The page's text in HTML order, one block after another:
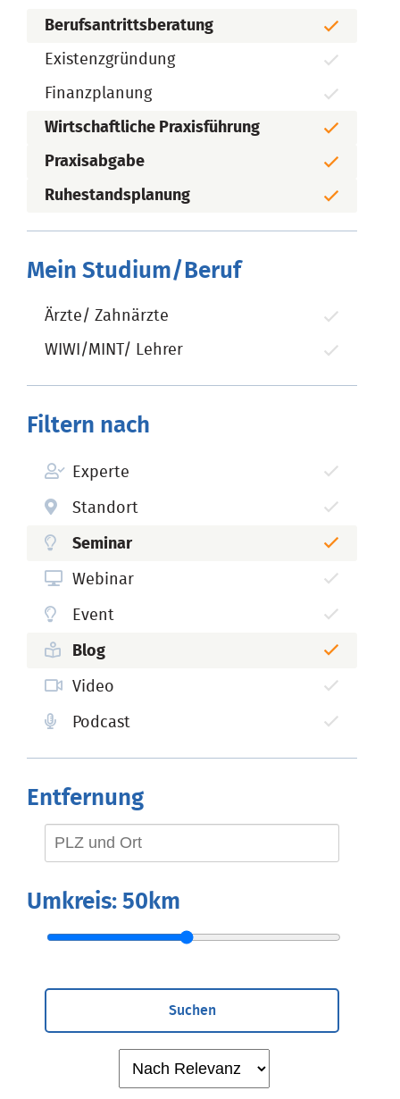
Berufsantrittsberatung
Existenzgründung
Finanzplanung
Wirtschaftliche Praxisführung
Praxisabgabe
Ruhestandsplanung
Mein Studium/Beruf
Ärzte/ Zahnärzte
WIWI/MINT/ Lehrer
Filtern nach
Experte
Standort
Seminar
Webinar
Event
Blog
Video
Podcast
Entfernung
Umkreis: 50km
Suchen